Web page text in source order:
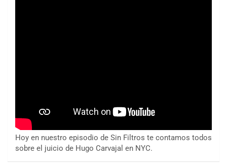
Hoy en nuestro episodio de Sin Filtros te contamos todos
sobre el juicio de Hugo Carvajal en NYC.